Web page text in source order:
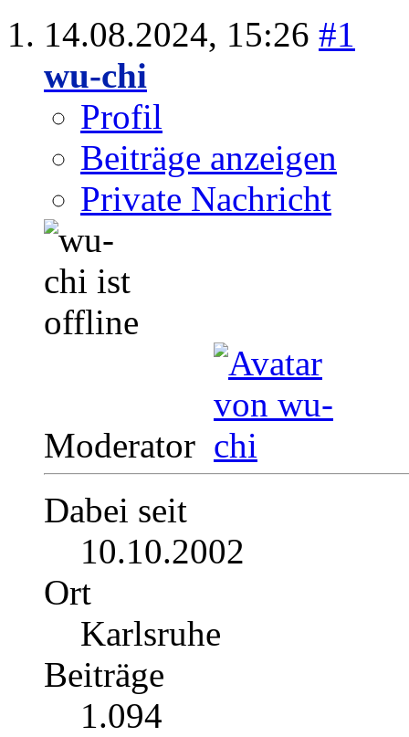
14.08.2024, 15:26 #1
wu-chi
Profil
Beiträge anzeigen
Private Nachricht
Moderator
Dabei seit
10.10.2002
Ort
Karlsruhe
Beiträge
1.094